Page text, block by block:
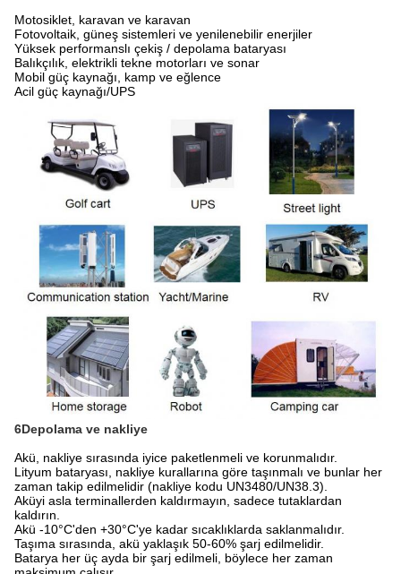
Motosiklet, karavan ve karavan
Fotovoltaik, güneş sistemleri ve yenilenebilir enerjiler
Yüksek performanslı çekiş / depolama bataryası
Balıkçılık, elektrikli tekne motorları ve sonar
Mobil güç kaynağı, kamp ve eğlence
Acil güç kaynağı/UPS
6Depolama ve nakliye
Akü, nakliye sırasında iyice paketlenmeli ve korunmalıdır.
Lityum bataryası, nakliye kurallarına göre taşınmalı ve bunlar her
zaman takip edilmelidir (nakliye kodu UN3480/UN38.3).
Aküyi asla terminallerden kaldırmayın, sadece tutaklardan
kaldırın.
Akü -10°C'den +30°C'ye kadar sıcaklıklarda saklanmalıdır.
Taşıma sırasında, akü yaklaşık 50-60% şarj edilmelidir.
Batarya her üç ayda bir şarj edilmeli, böylece her zaman